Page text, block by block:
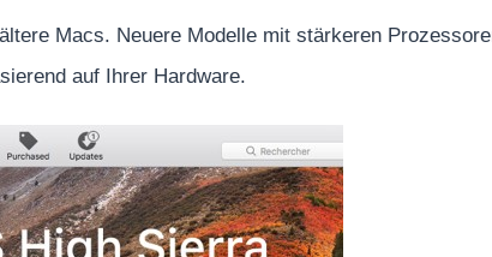
Macs. Neuere Modelle mit stärkeren
auf Ihrer Hardware.